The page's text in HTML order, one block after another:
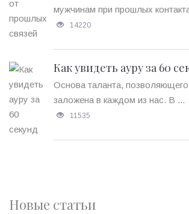
мужчинам при прошлых
14220
Как увидеть ауру за 60
Основа таланта,
заложена в каждом из нас. В ...
11535
Новые статьи